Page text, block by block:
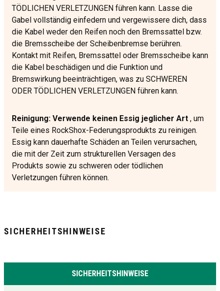
TÖDLICHEN VERLETZUNGEN führen kann. Lasse die
Gabel vollständig einfedern und vergewissere dich, dass
die Kabel weder den Reifen noch den Bremssattel bzw.
die Bremsscheibe der Scheibenbremse berühren.
Kontakt mit Reifen, Bremssattel oder Bremsscheibe kann
die Kabel beschädigen und die Funktion und
Bremswirkung beeinträchtigen, was zu SCHWEREN
ODER TÖDLICHEN VERLETZUNGEN führen kann.
Reinigung: Verwende keinen Essig jeglicher Art , um
Teile eines RockShox-Federungsprodukts zu reinigen.
Essig kann dauerhafte Schäden an Teilen verursachen,
die mit der Zeit zum strukturellen Versagen des
Produkts sowie zu schweren oder tödlichen
Verletzungen führen können.
SICHERHEITSHINWEISE
SICHERHEITSHINWEISE